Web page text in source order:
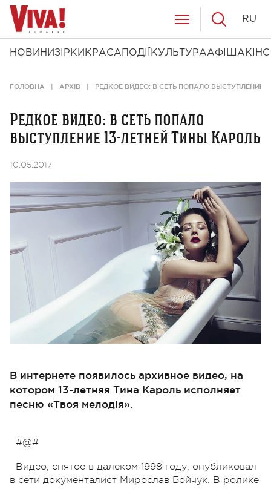
НОВИНИ ЗІРКИ КРАСА ПОДІЇ КУЛЬТУРААФІША КІНО
RU
ГОЛОВНА АРХІВ РЕДКОЕ ВИДЕО: В СЕТЬ ПОПАЛО ВЫСТУПЛЕНИЕ
Редкое видео: в сеть попало
выступление 13-летней Тины Кароль
10.05.2017
В интернете появилось архивное видео, на
котором 13-летняя Тина Кароль исполняет
песню «Твоя мелодія».
#@#
Видео, снятое в далеком 1998 году, опубликовал
в сети документалист Мирослав Бойчук. В ролике